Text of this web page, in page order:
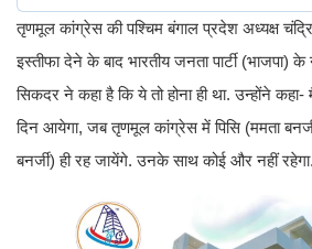
तृणमूल कांग्रेस की पश्चिम बंगाल प्रदेश अध्यक्ष
इस्तीफा देने के बाद भारतीय जनता पार्टी (भाजपा)
सिकदर ने कहा है कि ये तो होना ही था. उन्होंने
दिन आयेगा, जब तृणमूल कांग्रेस में पिसि (ममता
बनर्जी) ही रह जायेंगे. उनके साथ कोई और नहीं रहेगा.